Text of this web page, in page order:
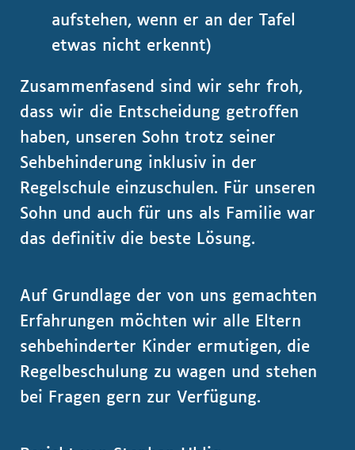
aufstehen, wenn er an der Tafel
etwas nicht erkennt)
Zusammenfasend sind wir sehr froh,
dass wir die Entscheidung getroffen
haben, unseren Sohn trotz seiner
Sehbehinderung inklusiv in der
Regelschule einzuschulen. Für unseren
Sohn und auch für uns als Familie war
das definitiv die beste Lösung.
Auf Grundlage der von uns gemachten
Erfahrungen möchten wir alle Eltern
sehbehinderter Kinder ermutigen, die
Regelbeschulung zu wagen und stehen
bei Fragen gern zur Verfügung.